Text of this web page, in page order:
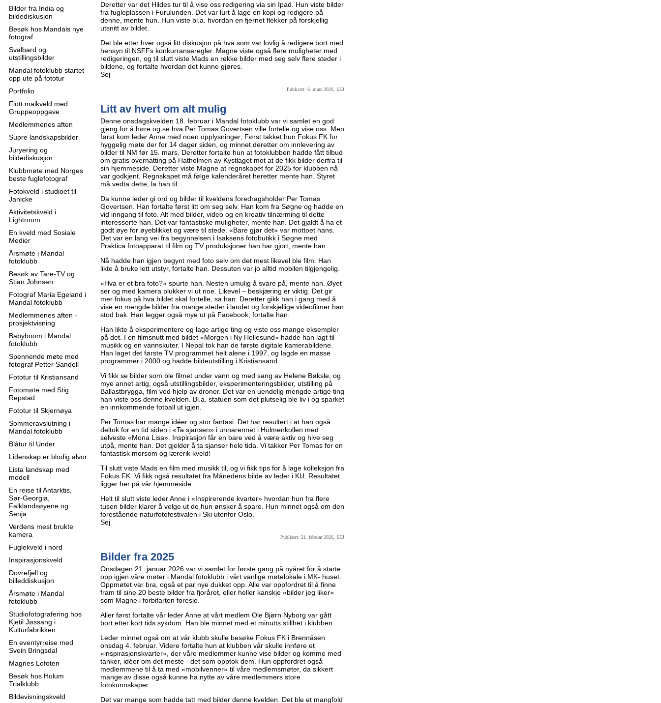
Bilder fra India og
bildediskusjon
Besøk hos Mandals nye
fotograf
Svalbard og
utstillingsbilder
Mandal fotoklubb startet
opp ute på fototur
Portfolio
Flott maikveld med
Gruppeoppgave
Medlemmenes aften
Supre landskapsbilder
Juryering og
bildediskusjon
Klubbmøte med Norges
beste fuglefotograf
Fotokveld i studioet til
Janicke
Aktivitetskveld i
Lightroom
En kveld med Sosiale
Medier
Årsmøte i Mandal
fotoklubb
Besøk av Tare-TV og
Stian Johnsen
Fotograf Maria Egeland i
Mandal fotoklubb
Medlemmenes aften -
prosjektvisning
Babyboom i Mandal
fotoklubb
Spennende møte med
fotograf Petter Sandell
Fototur til Kristiansand
Fotomøte med Stig
Repstad
Fototur til Skjernøya
Sommeravslutning i
Mandal fotoklubb
Blåtur til Under
Lidenskap er blodig alvor
Lista landskap med
modell
En reise til Antarktis,
Sør-Georgia,
Falklandsøyene og
Senja
Verdens mest brukte
kamera
Fuglekveld i nord
Inspirasjonskveld
Dovrefjell og
billeddiskusjon
Årsmøte i Mandal
fotoklubb
Studiofotografering hos
Kjetil Jøssang i
Kulturfabrikken
En eventyrreise med
Svein Bringsdal
Magnes Lofoten
Besøk hos Holum
Trialklubb
Bildevisningskveld
Deretter var det Hildes tur til å vise oss redigering via sin Ipad. Hun viste bilder
fra fugleplassen i Furulunden. Det var lurt å lage en kopi og redigere på
denne, mente hun. Hun viste bl.a. hvordan en fjernet flekker på forskjellig
utsnitt av bildet.
Det ble etter hver også litt diskusjon på hva som var lovlig å redigere bort med
hensyn til NSFFs konkurranseregler. Magne viste også flere muligheter med
redigeringen, og til slutt viste Mads en rekke bilder med seg selv flere steder i
bildene, og fortalte hvordan det kunne gjøres.
Sej
Publisert: 6. mars 2026, SEJ
Litt av hvert om alt mulig
Denne onsdagskvelden 18. februar i Mandal fotoklubb var vi samlet en god
gjeng for å høre og se hva Per Tomas Govertsen ville fortelle og vise oss. Men
først kom leder Anne med noen opplysninger; Først takket hun Fokus FK for
hyggelig møte der for 14 dager siden, og minnet deretter om innlevering av
bilder til NM før 15. mars. Deretter fortalte hun at fotoklubben hadde fått tilbud
om gratis overnatting på Hatholmen av Kystlaget mot at de fikk bilder derfra til
sin hjemmeside. Deretter viste Magne at regnskapet for 2025 for klubben nå
var godkjent. Regnskapet må følge kalenderåret heretter mente han. Styret
må vedta dette, la han til.
Da kunne leder gi ord og bilder til kveldens foredragsholder Per Tomas
Govertsen. Han fortalte først litt om seg selv. Han kom fra Søgne og hadde en
vid inngang til foto. Alt med bilder, video og en kreativ tilnærming til dette
interesserte han. Det var fantastiske muligheter, mente han. Det gjaldt å ha et
godt øye for øyeblikket og være til stede. «Bare gjør det» var mottoet hans.
Det var en lang vei fra begynnelsen i Isaksens fotobutikk i Søgne med
Praktica fotoapparat til film og TV produksjoner han har gjort, mente han.
Nå hadde han igjen begynt med foto selv om det mest likevel ble film. Han
likte å bruke lett utstyr, fortalte han. Dessuten var jo alltid mobilen tilgjengelig.
«Hva er et bra foto?» spurte han. Nesten umulig å svare på, mente han. Øyet
ser og med kamera plukker vi ut noe. Likevel – beskjæring er viktig. Det gir
mer fokus på hva bildet skal fortelle, sa han. Deretter gikk han i gang med å
vise en mengde bilder fra mange steder i landet og forskjellige videofilmer han
stod bak. Han legger også mye ut på Facebook, fortalte han.
Han likte å eksperimentere og lage artige ting og viste oss mange eksempler
på det. I en filmsnutt med bildet «Morgen i Ny Hellesund» hadde han lagt til
musikk og en vannskuter. I Nepal tok han de første digitale kamerabildene.
Han laget det første TV programmet helt alene i 1997, og lagde en masse
programmer i 2000 og hadde bildeutstilling i Kristiansand.
Vi fikk se bilder som ble filmet under vann og med sang av Helene Bøksle, og
mye annet artig, også utstillingsbilder, eksperimenteringsbilder, utstilling på
Ballastbrygga, film ved hjelp av droner. Det var en uendelig mengde artige ting
han viste oss denne kvelden. Bl.a. statuen som det plutselig ble liv i og sparket
en innkommende fotball ut igjen.
Per Tomas har mange idéer og stor fantasi. Det har resultert i at han også
deltok for en tid siden i «Ta sjansen» i unnarennet i Holmenkollen med
selveste «Mona Lisa». Inspirasjon får en bare ved å være aktiv og hive seg
utpå, mente han. Det gjelder å ta sjanser hele tida. Vi takker Per Tomas for en
fantastisk morsom og lærerik kveld!
Til slutt viste Mads en film med musikk til, og vi fikk tips for å lage kolleksjon fra
Fokus FK. Vi fikk også resultatet fra Månedens bilde av leder i KU. Resultatet
ligger her på vår hjemmeside.
Helt til slutt viste leder Anne i «Inspirerende kvarter» hvordan hun fra flere
tusen bilder klarer å velge ut de hun ønsker å spare. Hun minnet også om den
forestående naturfotofestivalen i Ski utenfor Oslo.
Sej
Publisert: 21. februar 2026, SEJ
Bilder fra 2025
Onsdagen 21. januar 2026 var vi samlet for første gang på nyåret for å starte
opp igjen våre møter i Mandal fotoklubb i vårt vanlige møtelokale i MK- huset.
Oppmøtet var bra, også et par nye dukket opp. Alle var oppfordret til å finne
fram til sine 20 beste bilder fra fjoråret, eller heller kanskje «bilder jeg liker»
som Magne i forbifarten foreslo.
Aller først fortalte vår leder Anne at vårt medlem Ole Bjørn Nyborg var gått
bort etter kort tids sykdom. Han ble minnet med et minutts stillhet i klubben.
Leder minnet også om at vår klubb skulle besøke Fokus FK i Brennåsen
onsdag 4. februar. Videre fortalte hun at klubben vår skulle innføre et
«inspirasjonskvarter», der våre medlemmer kunne vise bilder og komme med
tanker, idéer om det meste - det som opptok dem. Hun oppfordret også
medlemmene til å ta med «mobilvenner» til våre medlemsmøter, da sikkert
mange av disse også kunne ha nytte av våre medlemmers store
fotokunnskaper.
Det var mange som hadde tatt med bilder denne kvelden. Det ble et mangfold